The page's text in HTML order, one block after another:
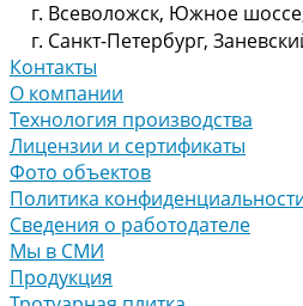
г. Всеволожск, Южное
г. Санкт-Петербург,
Контакты
О компании
Технология производства
Лицензии и сертификаты
Фото объектов
Политика
Сведения о работодателе
Мы в СМИ
Продукция